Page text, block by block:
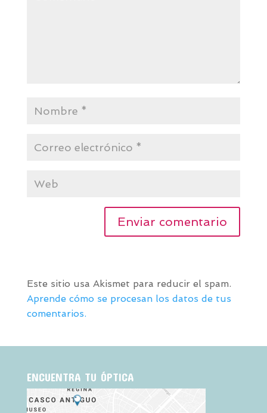
Este sitio usa Akismet para reducir el spam.
Aprende cómo se procesan los datos de tus
comentarios.
ENCUENTRA TU ÓPTICA